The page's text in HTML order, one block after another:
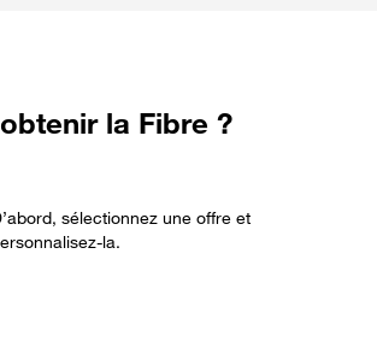
la Fibre ?
sélectionnez une offre et
la.